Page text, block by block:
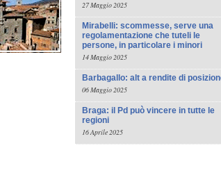
27 Maggio 2025
Mirabelli: scommesse, serve una
regolamentazione che tuteli le
persone, in particolare i minori
14 Maggio 2025
Barbagallo: alt a rendite di
06 Maggio 2025
Braga: il Pd può vincere in tutte le
regioni
16 Aprile 2025